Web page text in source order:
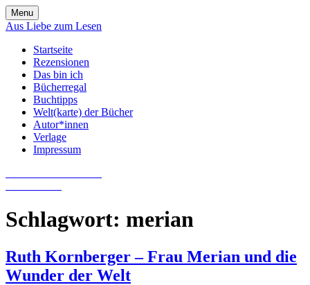
Skip
to
Menu
Aus Liebe zum Lesen
Startseite
Rezensionen
Das bin ich
Bücherregal
Buchtipps
Welt(karte) der Bücher
Autor*innen
Verlage
Impressum
Schlagwort: merian
Ruth Kornberger – Frau Merian und die
Wunder der Welt